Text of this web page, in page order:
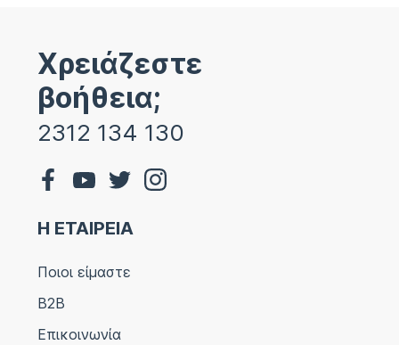
Χρειάζεστε
βοήθεια;
2312 134 130
Η ΕΤΑΙΡΕΙΑ
Ποιοι είμαστε
B2B
Επικοινωνία